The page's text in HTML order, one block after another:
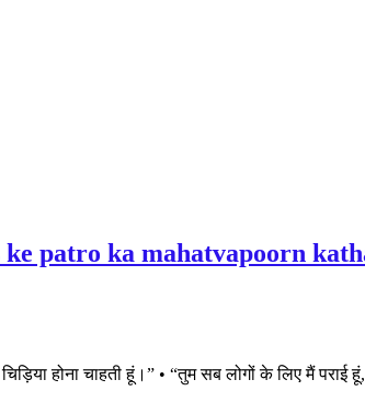
ke patro ka mahatvapoorn
होना चाहती हूं।” • “तुम सब लोगों के लिए मैं पराई